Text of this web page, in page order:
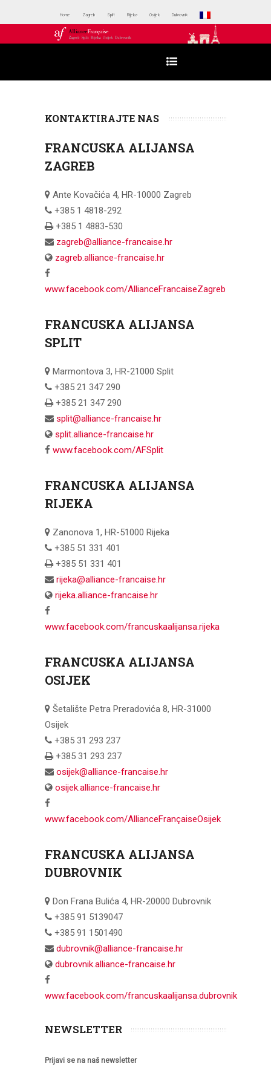
Home Zagreb Split Rijeka Osijek Dubrovnik
KONTAKTIRAJTE NAS
FRANCUSKA ALIJANSA
ZAGREB
Ante Kovačića 4, HR-10000 Zagreb
+385 1 4818-292
+385 1 4883-530
zagreb@alliance-francaise.hr
zagreb.alliance-francaise.hr
www.facebook.com/AllianceFrancaiseZagreb
FRANCUSKA ALIJANSA
SPLIT
Marmontova 3, HR-21000 Split
+385 21 347 290
+385 21 347 290
split@alliance-francaise.hr
split.alliance-francaise.hr
www.facebook.com/AFSplit
FRANCUSKA ALIJANSA
RIJEKA
Zanonova 1, HR-51000 Rijeka
+385 51 331 401
+385 51 331 401
rijeka@alliance-francaise.hr
rijeka.alliance-francaise.hr
www.facebook.com/francuskaalijansa.rijeka
FRANCUSKA ALIJANSA
OSIJEK
Šetalište Petra Preradovića 8, HR-31000
Osijek
+385 31 293 237
+385 31 293 237
osijek@alliance-francaise.hr
osijek.alliance-francaise.hr
www.facebook.com/AllianceFrançaiseOsijek
FRANCUSKA ALIJANSA
DUBROVNIK
Don Frana Bulića 4, HR-20000 Dubrovnik
+385 91 5139047
+385 91 1501490
dubrovnik@alliance-francaise.hr
dubrovnik.alliance-francaise.hr
www.facebook.com/francuskaalijansa.dubrovnik
NEWSLETTER
Prijavi se na naš newsletter